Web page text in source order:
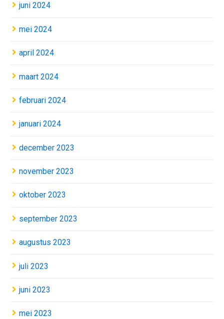
juni 2024
mei 2024
april 2024
maart 2024
februari 2024
januari 2024
december 2023
november 2023
oktober 2023
september 2023
augustus 2023
juli 2023
juni 2023
mei 2023